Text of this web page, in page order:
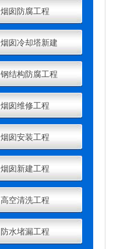
烟囱防腐工程
烟囱冷却塔新建
钢结构防腐工程
烟囱维修工程
烟囱安装工程
烟囱新建工程
高空清洗工程
防水堵漏工程